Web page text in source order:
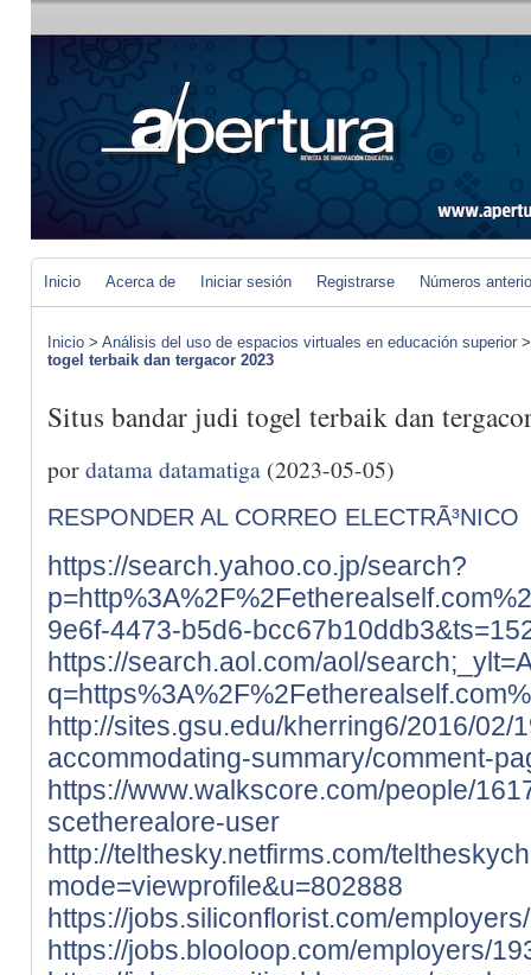
Inicio Acerca de Iniciar sesión Registrarse Números
Inicio > Análisis del uso de espacios virtuales en educación superior
togel terbaik dan tergacor 2023
Situs bandar judi togel terbaik dan
pordatama datamatiga (2023-05-05)
RESPONDER AL CORREO ELECTRÃ³NICO
https://search.yahoo.co.jp/search?
9e6f-4473-b5d6-
https://search.aol.com/aol/
http://sites.gsu.edu/kherring6/2016/02/
accommodating-summary/comment-
https://www.walkscore.com/people/
scetherealore-user
http://telthesky.netfirms.com/
mode=viewprofile&u=802888
https://jobs.siliconflorist.com/
https://jobs.blooloop.com/employers/